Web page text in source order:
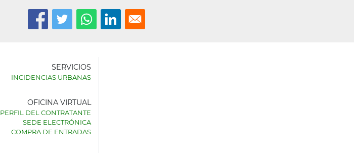
SERVICIOS
INCIDENCIAS URBANAS
OFICINA VIRTUAL
PERFIL DEL CONTRATANTE
SEDE ELECTRÓNICA
COMPRA DE ENTRADAS